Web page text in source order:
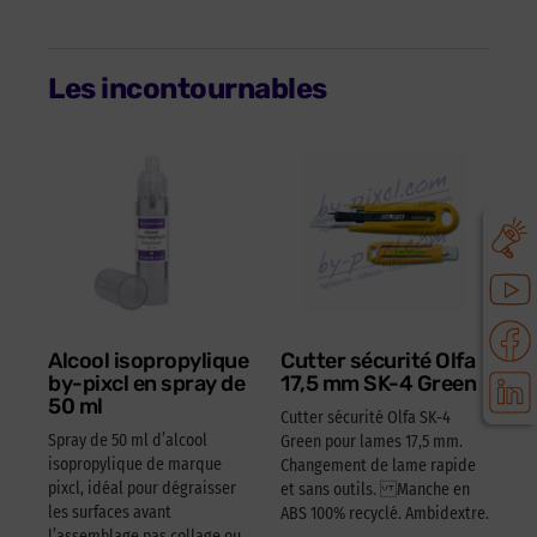
Les incontournables
Alcool isopropylique
by-pixcl en spray de
50 ml
Spray de 50 ml d’alcool
isopropylique de marque
pixcl, idéal pour dégraisser
les surfaces avant
Cutter sécurité Olfa
17,5 mm SK-4 Green
Cutter sécurité Olfa SK-4
Green pour lames 17,5 mm.
Changement de lame rapide
et sans outils. Manche en
ABS 100% recyclé. Ambidextre.